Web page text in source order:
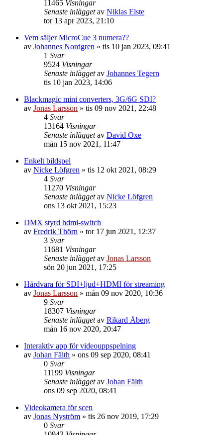
11465 Visningar
Senaste inläggetav Niklas Elste
tor 13 apr 2023, 21:10
Vem säljer MicroCue 3 numera??
av Johannes Nordgren » tis 10 jan 2023, 09:41
1 Svar
9524 Visningar
Senaste inläggetav Johannes Tegern
tis 10 jan 2023, 14:06
Blackmagic mini converters, 3G/6G SDI?
av Jonas Larsson » tis 09 nov 2021, 22:48
4 Svar
13164 Visningar
Senaste inläggetav David Oxe
mån 15 nov 2021, 11:47
Enkelt bildspel
av Nicke Löfgren » tis 12 okt 2021, 08:29
4 Svar
11270 Visningar
Senaste inläggetav Nicke Löfgren
ons 13 okt 2021, 15:23
DMX styrd hdmi-switch
av Fredrik Thörn » tor 17 jun 2021, 12:37
3 Svar
11681 Visningar
Senaste inläggetav Jonas Larsson
sön 20 jun 2021, 17:25
Hårdvara för SDI+ljud+HDMI för streaming
av Jonas Larsson » mån 09 nov 2020, 10:36
9 Svar
18307 Visningar
Senaste inläggetav Rikard Åberg
mån 16 nov 2020, 20:47
Interaktiv app för videouppspelning
av Johan Fälth » ons 09 sep 2020, 08:41
0 Svar
11199 Visningar
Senaste inläggetav Johan Fälth
ons 09 sep 2020, 08:41
Videokamera för scen
av Jonas Nyström » tis 26 nov 2019, 17:29
0 Svar